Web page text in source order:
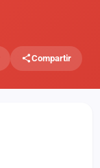
Compartir